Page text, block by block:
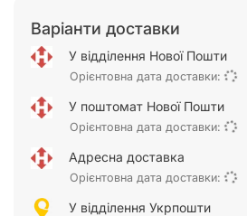
Варіанти доставки
У відділення Нової Пошти
Орієнтовна дата доставки:
У поштомат Нової Пошти
Орієнтовна дата доставки:
Адресна доставка
Орієнтовна дата доставки:
У відділення Укрпошти